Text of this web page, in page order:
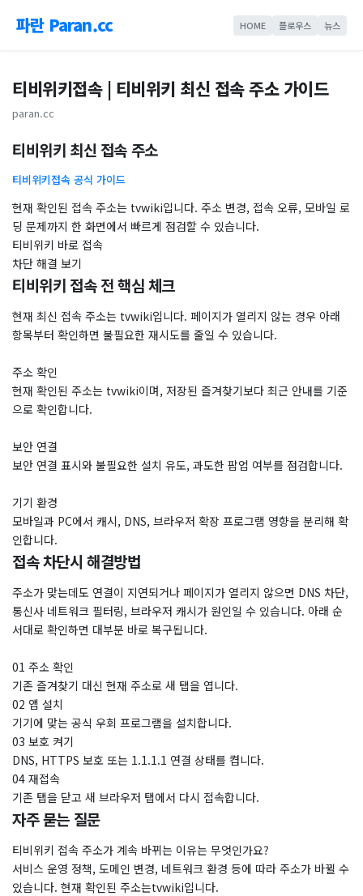
파란 Paran.cc HOME 플로우스 뉴스
티비위키접속 | 티비위키 최신 접속 주소 가이드
paran.cc
티비위키 최신 접속 주소
티비위키접속 공식 가이드
현재 확인된 접속 주소는 tvwiki입니다. 주소 변경, 접속 오류, 모바일 로
딩 문제까지 한 화면에서 빠르게 점검할 수 있습니다.
티비위키 바로 접속
차단 해결 보기
티비위키 접속 전 핵심 체크
현재 최신 접속 주소는 tvwiki입니다. 페이지가 열리지 않는 경우 아래
항목부터 확인하면 불필요한 재시도를 줄일 수 있습니다.
주소 확인
현재 확인된 주소는 tvwiki이며, 저장된 즐겨찾기보다 최근 안내를 기준
으로 확인합니다.
보안 연결
보안 연결 표시와 불필요한 설치 유도, 과도한 팝업 여부를 점검합니다.
기기 환경
모바일과 PC에서 캐시, DNS, 브라우저 확장 프로그램 영향을 분리해 확
인합니다.
접속 차단시 해결방법
주소가 맞는데도 연결이 지연되거나 페이지가 열리지 않으면 DNS 차단,
통신사 네트워크 필터링, 브라우저 캐시가 원인일 수 있습니다. 아래 순
서대로 확인하면 대부분 바로 복구됩니다.
01 주소 확인
기존 즐겨찾기 대신 현재 주소로 새 탭을 엽니다.
02 앱 설치
기기에 맞는 공식 우회 프로그램을 설치합니다.
03 보호 켜기
DNS, HTTPS 보호 또는 1.1.1.1 연결 상태를 켭니다.
04 재접속
기존 탭을 닫고 새 브라우저 탭에서 다시 접속합니다.
자주 묻는 질문
티비위키 접속 주소가 계속 바뀌는 이유는 무엇인가요?
서비스 운영 정책, 도메인 변경, 네트워크 환경 등에 따라 주소가 바뀔 수
있습니다. 현재 확인된 주소는tvwiki입니다.